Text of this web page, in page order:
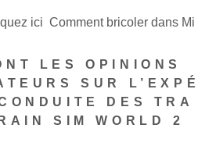
ici Comment bricoler dans Mi
LES OPINIONS
SUR L’EXPÉ
DES TRA
SIM WORLD 2